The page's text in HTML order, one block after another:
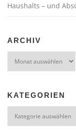
Haushalts – und
ARCHIV
KATEGORIEN